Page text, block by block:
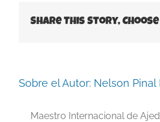
Share This Story,
Sobre el Autor: Nelson Pinal
Maestro Internacional de